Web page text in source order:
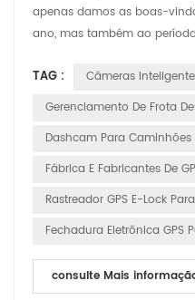
apenas damos as boas-
ano, mas também ao
a HUABAO Technology,
direção e produtos GPS
me...
TAG :
Câmeras
Gerenciamento De Frota
Dashcam Para Caminhões
Fábrica E Fabricantes De
Rastreador GPS E-Lock
Fechadura Eletrônica GPS
consulte Mais